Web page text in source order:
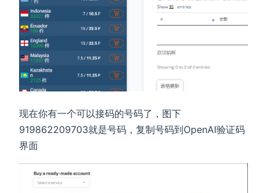
现在你有一个可以接码的号码了，图下
919862209703就是号码，复制号码到OpenAI验证码
界面